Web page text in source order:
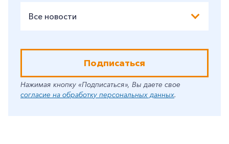
Все новости
Подписаться
Нажимая кнопку «Подписаться», Вы даете свое
согласие на обработку персональных данных.